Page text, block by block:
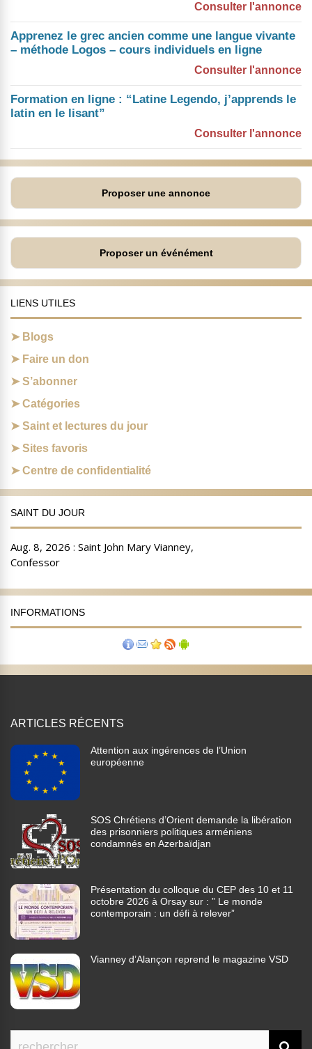
Consulter l'annonce
Apprenez le grec ancien comme une langue vivante
– méthode Logos – cours individuels en ligne
Consulter l'annonce
Formation en ligne : “Latine Legendo, j’apprends le
latin en le lisant”
Consulter l'annonce
Proposer une annonce
Proposer un événément
LIENS UTILES
Blogs
Faire un don
S’abonner
Catégories
Saint et lectures du jour
Sites favoris
Centre de confidentialité
SAINT DU JOUR
INFORMATIONS
ARTICLES RÉCENTS
Attention aux ingérences de l’Union
européenne
SOS Chrétiens d’Orient demande la libération
des prisonniers politiques arméniens
condamnés en Azerbaïdjan
Présentation du colloque du CEP des 10 et 11
octobre 2026 à Orsay sur : ” Le monde
contemporain : un défi à relever”
Vianney d’Alançon reprend le magazine VSD